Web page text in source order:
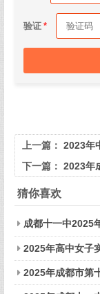
验证
上一篇： 2023年
下一篇： 2023年
猜你喜欢
成都十一中2025
2025年高中女子
2025年成都市第